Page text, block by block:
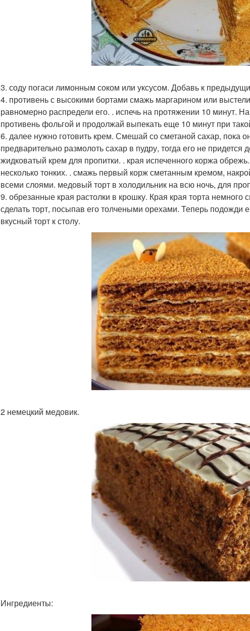
3. соду погаси лимонным соком или уксусом. Добавь к
4. противень с высокими бортами смажь маргарином или
равномерно распредели его. . испечь на протяжении 10 минут.
противень фольгой и продолжай выпекать еще 10 минут при
6. далее нужно готовить крем. Смешай со сметаной сахар, пока
предварительно размолоть сахар в пудру, тогда его не
жидковатый крем для пропитки. . края испеченного коржа
несколько тонких. . смажь первый корж сметанным кремом,
всеми слоями. медовый торт в холодильник на всю ночь, для
9. обрезанные края растолки в крошку. Края края торта
сделать торт, посыпав его толчеными орехами. Теперь
вкусный торт к столу.
2 немецкий медовик.
Ингредиенты: